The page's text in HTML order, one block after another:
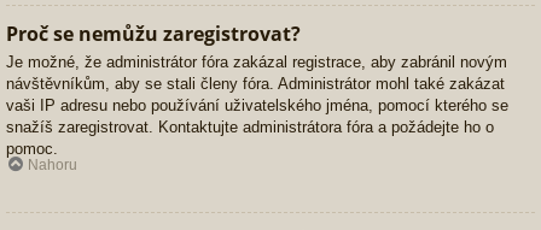
Proč se nemůžu zaregistrovat?
Je možné, že administrátor fóra zakázal registrace, aby zabránil novým
návštěvníkům, aby se stali členy fóra. Administrátor mohl také zakázat
vaši IP adresu nebo používání uživatelského jména, pomocí kterého se
snažíš zaregistrovat. Kontaktujte administrátora fóra a požádejte ho o
pomoc.
Nahoru